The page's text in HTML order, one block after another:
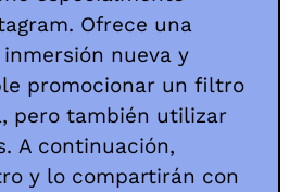
Ofrece una
nueva y
promocionar un filtro
pero también utilizar
A continuación,
y lo compartirán con